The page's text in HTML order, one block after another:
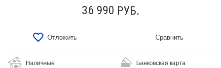
36 990 РУБ.
Отложить Сравнить
Наличные Банковская карта